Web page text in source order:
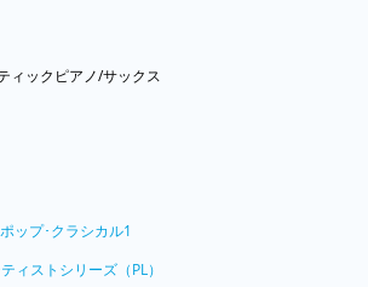
ィックピアノ/サックス
ップ･クラシカル1
ィストシリーズ（PL）